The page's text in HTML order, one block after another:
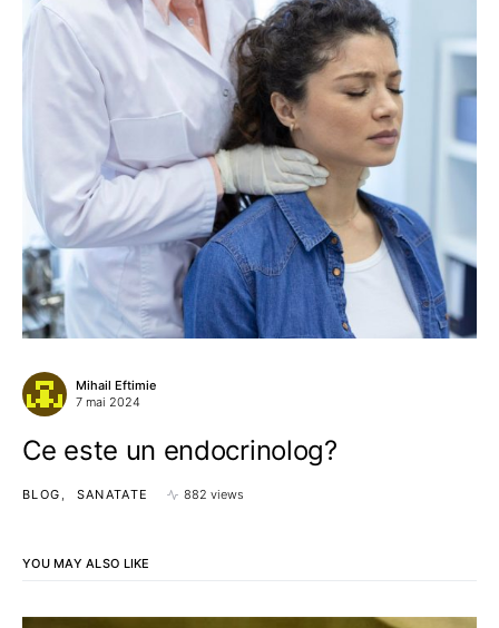
Mihail Eftimie
7 mai 2024
Ce este un endocrinolog?
BLOG SANATATE 882 views
YOU MAY ALSO LIKE